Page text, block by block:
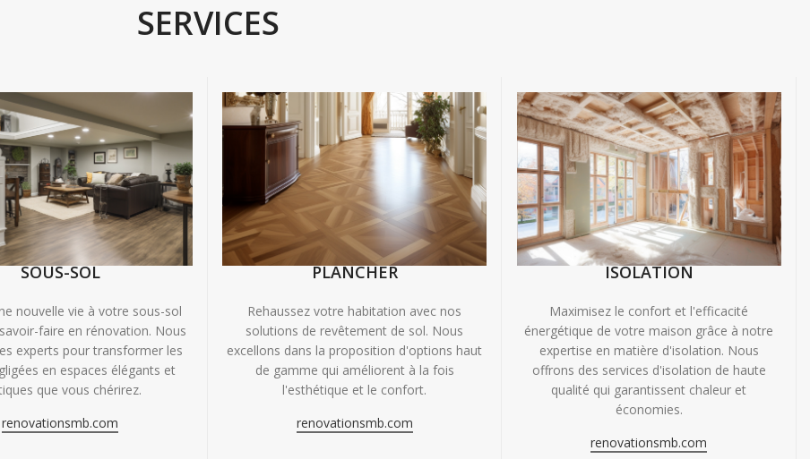
SERVICES
SOUS-SOL
nouvelle vie à votre sous-sol
faire en rénovation. Nous
experts pour transformer les
en espaces élégants et
que vous chérirez.
renovationsmb.com
PLANCHER
Rehaussez votre habitation avec nos
solutions de revêtement de sol. Nous
excellons dans la proposition d'options haut
de gamme qui améliorent à la fois
l'esthétique et le confort.
renovationsmb.com
ISOLATION
Maximisez le confort et l'efficacité
énergétique de votre maison grâce à notre
expertise en matière d'isolation. Nous
offrons des services d'isolation de haute
qualité qui garantissent chaleur et
économies.
renovationsmb.com